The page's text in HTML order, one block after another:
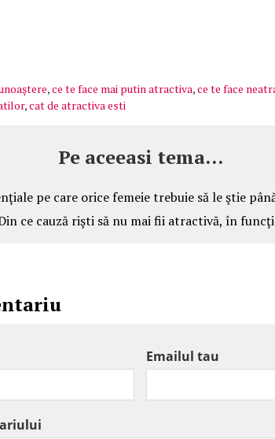
,ce te face mai putin atractiva,ce te face
,cat de atractiva esti
Pe aceeasi tema...
pe care orice femeie trebuie să le ştie
ce cauză rişti să nu mai fii atractivă, în
Emailul tau